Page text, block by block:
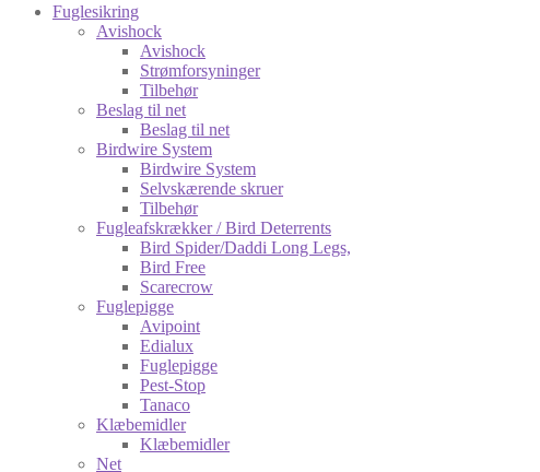
Fuglesikring
Avishock
Avishock
Strømforsyninger
Tilbehør
Beslag til net
Beslag til net
Birdwire System
Birdwire System
Selvskærende skruer
Tilbehør
Fugleafskrækker / Bird Deterrents
Bird Spider/Daddi Long Legs,
Bird Free
Scarecrow
Fuglepigge
Avipoint
Edialux
Fuglepigge
Pest-Stop
Tanaco
Klæbemidler
Klæbemidler
Net